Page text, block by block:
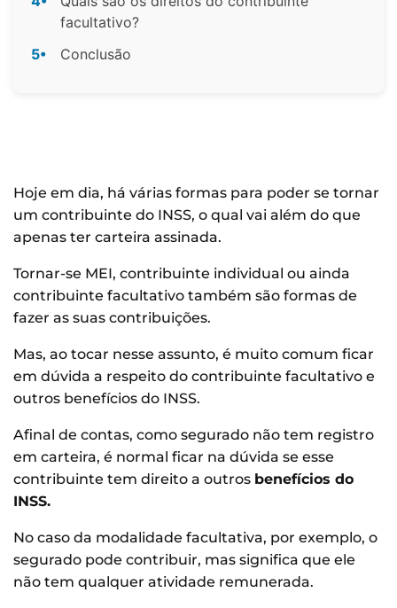
facultativo?
5•
Conclusão
Hoje em dia, há várias formas para poder se tornar
um contribuinte do INSS, o qual vai além do que
apenas ter carteira assinada.
Tornar-se MEI, contribuinte individual ou ainda
contribuinte facultativo também são formas de
fazer as suas contribuições.
Mas, ao tocar nesse assunto, é muito comum ficar
em dúvida a respeito do contribuinte facultativo e
outros benefícios do INSS.
Afinal de contas, como segurado não tem registro
em carteira, é normal ficar na dúvida se esse
contribuinte tem direito a outros benefícios do
INSS.
No caso da modalidade facultativa, por exemplo, o
segurado pode contribuir, mas significa que ele
não tem qualquer atividade remunerada.